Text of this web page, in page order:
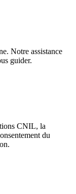
Notre assistance
guider.
CNIL, la
du